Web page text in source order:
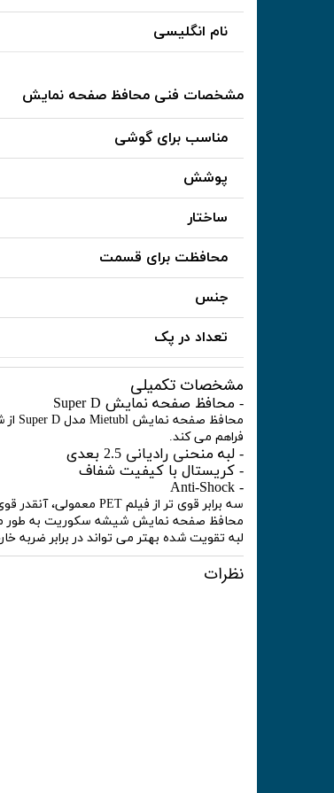
نام انگلیسی
مشخصات فنی محافظ صفحه نمایش
مناسب برای گوشی
پوشش
ساختار
محافظت برای قسمت
جنس
تعداد در پک
مشخصات تکمیلی
- محافظ صفحه نمایش Super D
فراهم می کند.
- لبه منحنی رادیانی 2.5 بعدی
- کریستال با کیفیت شفاف
- Anti-Shock
سه برابر قوی تر از فیلم PET معمولی، آنقدر قوی است که از خراش و شکستگی جلوگیری کند.
محافظ صفحه نمایش شیشه سکوریت به طور
لبه تقویت شده بهتر می تواند در برابر ضربه
نظرات